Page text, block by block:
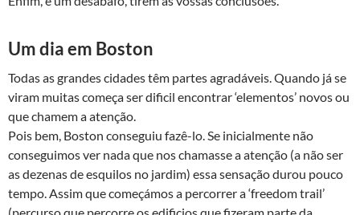
Um dia em Boston
Todas as grandes cidades têm partes agradáveis. Quando já se
viram muitas começa ser dificil encontrar ‘elementos’ novos ou
que chamem a atenção.
Pois bem, Boston conseguiu fazê-lo. Se inicialmente não
conseguimos ver nada que nos chamasse a atenção (a não ser
as dezenas de esquilos no jardim) essa sensação durou pouco
tempo. Assim que começámos a percorrer a ‘freedom trail’